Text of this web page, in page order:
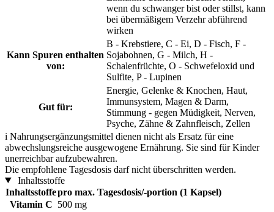
wenn du schwanger bist oder stillst, kann
bei übermäßigem Verzehr abführend
wirken
Kann Spuren enthalten
von:
B - Krebstiere, C - Ei, D - Fisch, F -
Sojabohnen, G - Milch, H -
Schalenfrüchte, O - Schwefeloxid und
Sulfite, P - Lupinen
Gut für:
Energie, Gelenke & Knochen, Haut,
Immunsystem, Magen & Darm,
Stimmung - gegen Müdigkeit, Nerven,
Psyche, Zähne & Zahnfleisch, Zellen
i Nahrungsergänzungsmittel dienen nicht als Ersatz für eine
abwechslungsreiche ausgewogene Ernährung. Sie sind für Kinder
unerreichbar aufzubewahren.
Die empfohlene Tagesdosis darf nicht überschritten werden.
Inhaltsstoffe
Inhaltsstoffepro max. Tagesdosis/-portion (1 Kapsel)
Vitamin C 500 mg